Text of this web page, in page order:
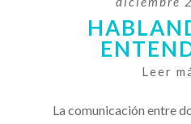
Leer
La comunicación entre